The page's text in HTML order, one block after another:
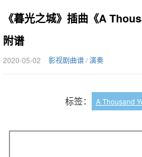
《暮光之城》插曲《A
附谱
2020-05-02 影视剧曲谱/演奏
标签： A Thousand